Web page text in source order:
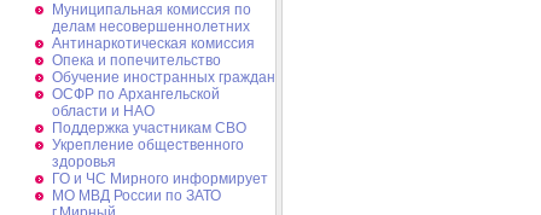
Муниципальная комиссия по
делам несовершеннолетних
Антинаркотическая комиссия
Опека и попечительство
Обучение иностранных граждан
ОСФР по Архангельской
области и НАО
Поддержка участникам СВО
Укрепление общественного
здоровья
ГО и ЧС Мирного информирует
МО МВД России по ЗАТО